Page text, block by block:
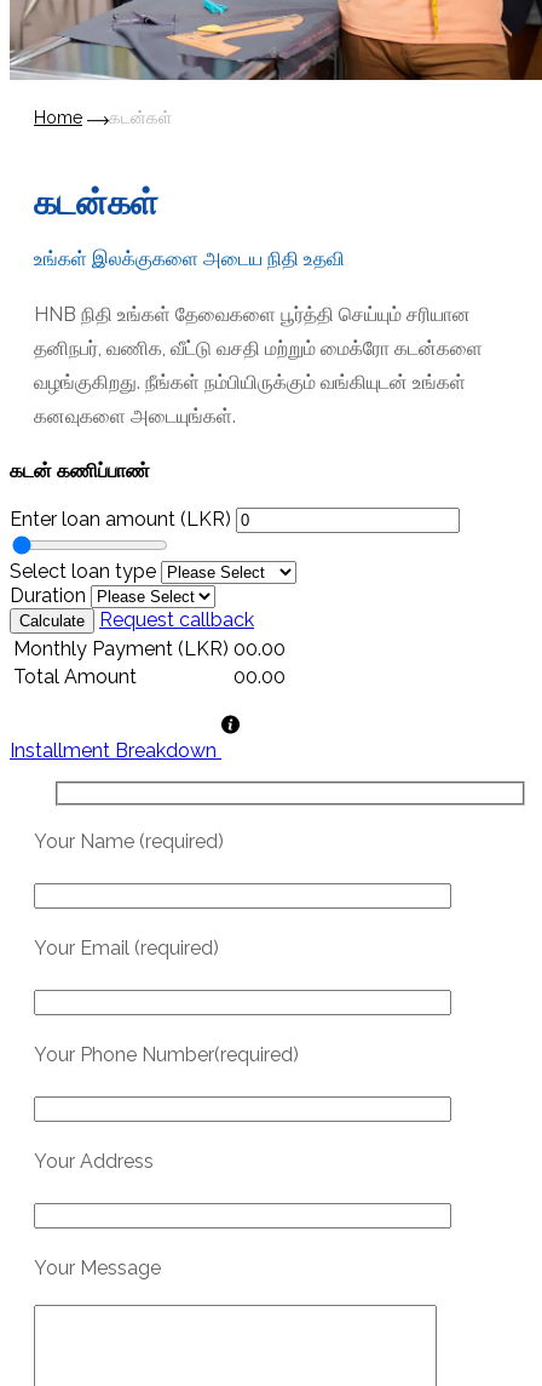
Home கடன்கள்
கடன்கள்
உங்கள் இலக்குகளை அடைய நிதி உதவி
HNB நிதி உங்கள் தேவைகளை பூர்த்தி செய்யும் சரியான
தனிநபர், வணிக, வீட்டு வசதி மற்றும் மைக்ரோ கடன்களை
வழங்குகிறது. நீங்கள் நம்பியிருக்கும் வங்கியுடன் உங்கள்
கனவுகளை அடையுங்கள்.
கடன் கணிப்பாண்
Enter loan amount (LKR)
Select loan type
Duration
Request callback
Monthly Payment (LKR) 00.00
Total Amount
00.00
Installment Breakdown
Your Name (required)
Your Email (required)
Your Phone Number(required)
Your Address
Your Message